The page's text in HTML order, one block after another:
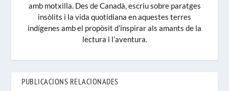
amb motxilla. Des de Canadà, escriu sobre paratges
insòlits i la vida quotidiana en aquestes terres
indígenes amb el propòsit d’inspirar als amants de la
lectura i l’aventura.
PUBLICACIONS RELACIONADES